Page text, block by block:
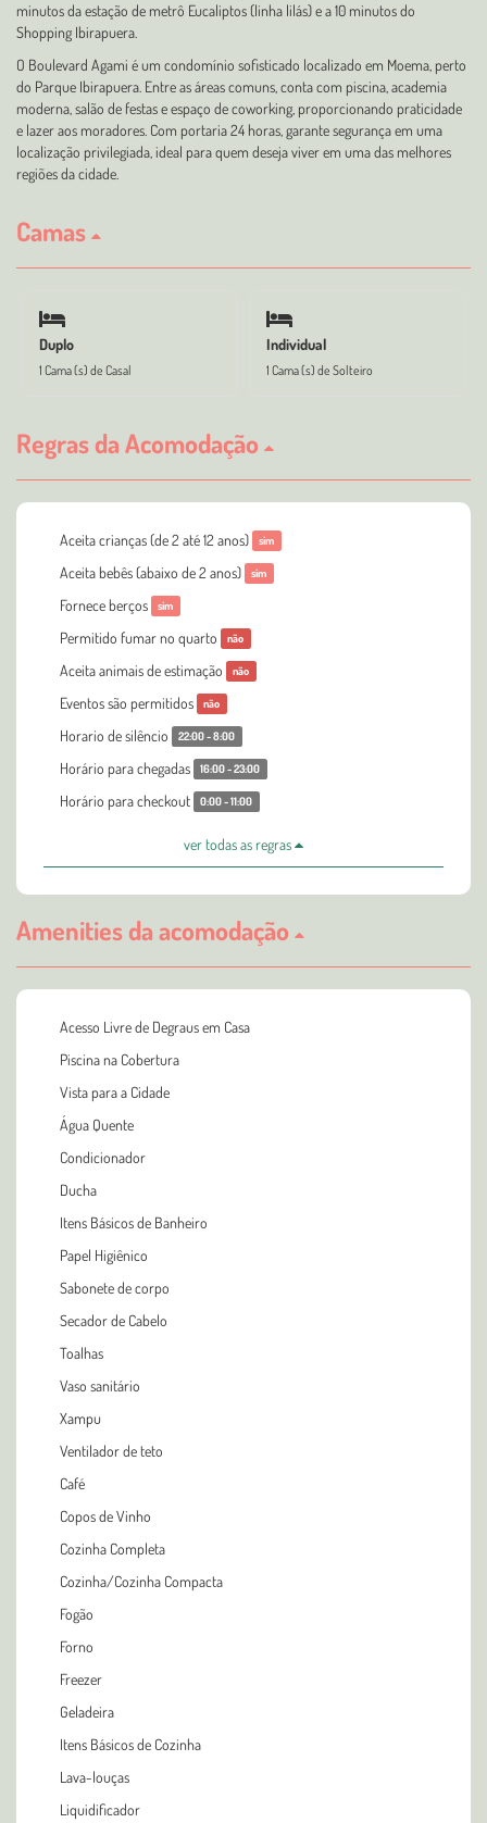
minutos da estação de metrô Eucaliptos (linha lilás) e a 10 minutos do
Shopping Ibirapuera.
O Boulevard Agami é um condomínio sofisticado localizado em Moema, perto
do Parque Ibirapuera. Entre as áreas comuns, conta com piscina, academia
moderna, salão de festas e espaço de coworking, proporcionando praticidade
e lazer aos moradores. Com portaria 24 horas, garante segurança em uma
localização privilegiada, ideal para quem deseja viver em uma das melhores
regiões da cidade.
Camas
Duplo
1 Cama (s) de Casal
Individual
1 Cama (s) de Solteiro
Regras da Acomodação
Aceita crianças (de 2 até 12 anos) sim
Aceita bebês (abaixo de 2 anos) sim
Fornece berços sim
Permitido fumar no quarto não
Aceita animais de estimação não
Eventos são permitidos não
Horario de silêncio 22:00 - 8:00
Horário para chegadas 16:00 - 23:00
Horário para checkout 0:00 - 11:00
ver todas as regras
Amenities da acomodação
Acesso Livre de Degraus em Casa
Piscina na Cobertura
Vista para a Cidade
Água Quente
Condicionador
Ducha
Itens Básicos de Banheiro
Papel Higiênico
Sabonete de corpo
Secador de Cabelo
Toalhas
Vaso sanitário
Xampu
Ventilador de teto
Café
Copos de Vinho
Cozinha Completa
Cozinha/Cozinha Compacta
Fogão
Forno
Freezer
Geladeira
Itens Básicos de Cozinha
Lava-louças
Liquidificador